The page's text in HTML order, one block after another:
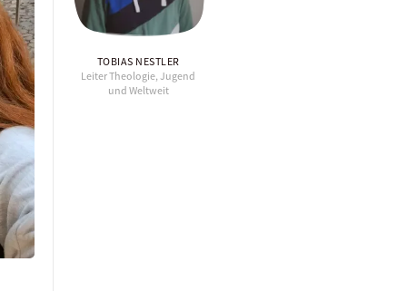
TOBIAS NESTLER
Leiter Theologie, Jugend
und Weltweit